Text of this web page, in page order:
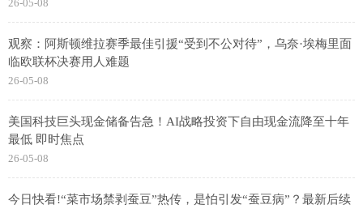
26-05-08
观察：阿斯顿维拉赛季最佳引援“受到不公对待”，乌奈·埃梅里面
临欧联杯决赛用人难题
26-05-08
美国科技巨头现金储备告急！AI战略投资下自由现金流降至十年
最低 即时焦点
26-05-08
今日快看!“菜市场禁剥蚕豆”热传，是怕引发“蚕豆病”？最新后续